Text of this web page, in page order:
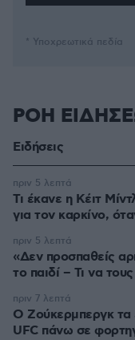
* Υποχρεωτικά πεδία
ΡΟΗ
Ειδήσεις
Τι έκανε η Κέιτ
για τον καρκίνο,
πριν 5 λεπτά
«Δεν προσπαθείς
το παιδί – Τι να
πριν 5 λεπτά
Ο Ζούκερμπεργκ τα
UFC πάνω σε
πριν 7 λεπτά